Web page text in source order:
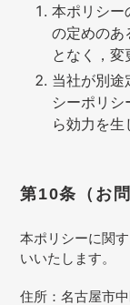
本ポリシー
の定めのあ
となく，変
当社が別途
シーポリ
ら効力を生
第10条（お
本ポリシーに関
いいたします。
住所：名古屋市